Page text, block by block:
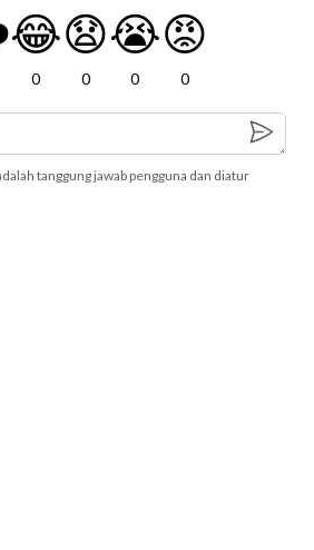
😂
0
😧
0
😭
0
😡
0
tanggung jawab pengguna dan diatur